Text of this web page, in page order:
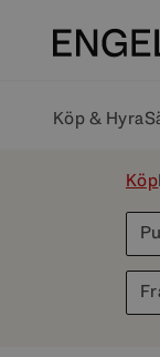
Köp & Hyra
Köp